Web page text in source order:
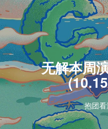
无解本周
抱团